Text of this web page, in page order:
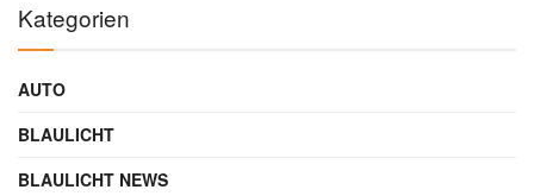
Kategorien
AUTO
BLAULICHT
BLAULICHT NEWS